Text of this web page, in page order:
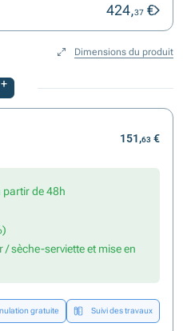
424,37 €
Dimensions du produit
+
151,63 €
partir de 48h
sèche-serviette et mise en
gratuite Suivi des travaux